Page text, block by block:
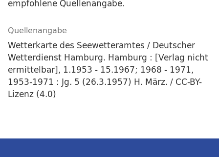
empfohlene Quellenangabe.
Quellenangabe
Wetterkarte des Seewetteramtes / Deutscher
Wetterdienst Hamburg. Hamburg : [Verlag nicht
ermittelbar], 1.1953 - 15.1967; 1968 - 1971,
1953-1971 : Jg. 5 (26.3.1957) H. März. / CC-BY-
Lizenz (4.0)